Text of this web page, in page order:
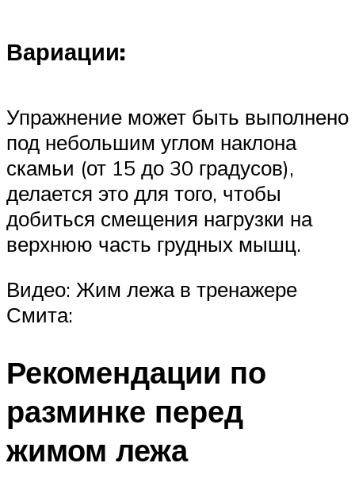
Вариации:
Упражнение может быть выполнено
под небольшим углом наклона
скамьи (от 15 до 30 градусов),
делается это для того, чтобы
добиться смещения нагрузки на
верхнюю часть грудных мышц.
Видео: Жим лежа в тренажере
Смита:
Рекомендации по
разминке перед
жимом лежа